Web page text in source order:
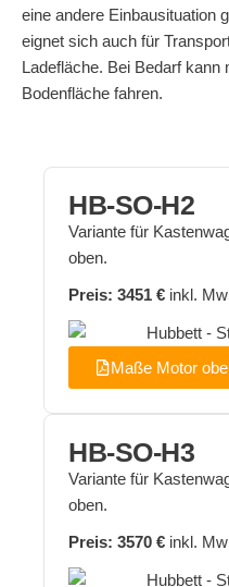
eine andere Einbausituation
eignet sich auch für
Ladefläche. Bei Bedarf kann
Bodenfläche fahren.
HB-SO-H2
Variante für
oben.
Preis: 3451 € inkl.
Maße Motor
HB-SO-H3
Variante für
oben.
Preis: 3570 € inkl.